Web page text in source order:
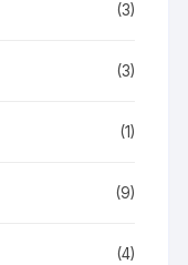
(3)
(3)
(1)
(9)
(4)